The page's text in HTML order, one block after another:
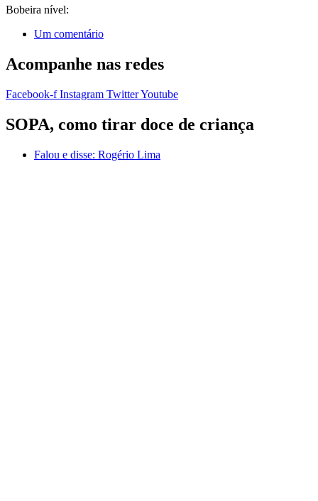
Bobeira nível:
Um comentário
Acompanhe nas redes
Facebook-f Instagram TwitterYoutube
SOPA, como tirar doce de criança
Falou e disse: Rogério Lima